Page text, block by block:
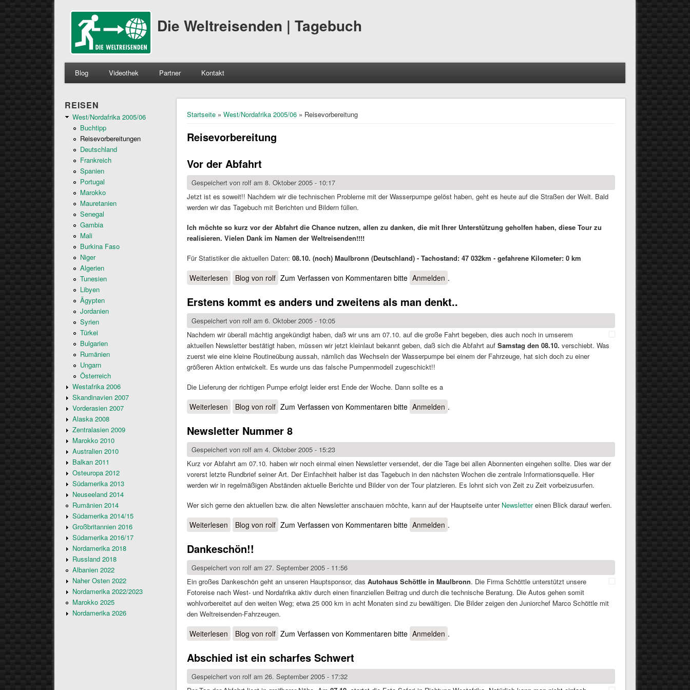
Die Weltreisenden | Tagebuch
Blog Videothek Partner Kontakt
Sie sind hier
Startseite »West/Nordafrika 2005/06 » Reisevorbereitung
Reisevorbereitung
Vor der Abfahrt
Gespeichert von rolf am 8. Oktober 2005 - 10:17
Jetzt ist es soweit!! Nachdem wir die technischen Probleme mit der Wasserpumpe gelöst haben, geht es heute auf die Straßen der Welt. Bald
werden wir das Tagebuch mit Berichten und Bildern füllen.
Ich möchte so kurz vor der Abfahrt die Chance nutzen, allen zu danken, die mit Ihrer Unterstützung geholfen haben, diese Tour zu
realisieren. Vielen Dank im Namen der Weltreisenden!!!!
Für Statistiker die aktuellen Daten:08.10. (noch) Maulbronn (Deutschland) - Tachostand: 47 032km - gefahrene Kilometer: 0 km
Weiterlesen über Vor der Abfahrt
Blog von rolf Zum Verfassen von Kommentaren bitte Anmelden .
Erstens kommt es anders und zweitens als man denkt..
Gespeichert von rolf am 6. Oktober 2005 - 10:05
Nachdem wir überall mächtig angekündigt haben, daß wir uns am 07.10. auf die große Fahrt begeben, dies auch noch in umserem
aktuellen Newsletter bestätigt haben, müssen wir jetzt kleinlaut bekannt geben, daß sich die Abfahrt aufSamstag den 08.10. verschiebt. Was
zuerst wie eine kleine Routineübung aussah, nämlich das Wechseln der Wasserpumpe bei einem der Fahrzeuge, hat sich doch zu einer
größeren Aktion entwickelt. Es wurde uns das falsche Pumpenmodell zugeschickt!!
Die Lieferung der richtigen Pumpe erfolgt leider erst Ende der Woche. Dann sollte es a
Weiterlesen über Erstens kommt es anders und zweitens als man denkt..
Blog von rolf Zum Verfassen von Kommentaren bitte Anmelden .
Newsletter Nummer 8
Gespeichert von rolf am 4. Oktober 2005 - 15:23
Kurz vor Abfahrt am 07.10. haben wir noch einmal einen Newsletter versendet, der die Tage bei allen Abonnenten eingehen sollte. Dies war der
vorerst letzte Rundbrief seiner Art. Der Einfachheit halber ist das Tagebuch in den nächsten Wochen die zentrale Informationsquelle. Hier
werden wir in regelmäßigen Abständen aktuelle Berichte und Bilder von der Tour platzieren. Es lohnt sich von Zeit zu Zeit vorbeizusurfen.
Wer sich gerne den aktuellen bzw. die alten Newsletter anschauen möchte, kann auf der Hauptseite unter Newslettereinen Blick darauf werfen.
Weiterlesen über Newsletter Nummer 8
Blog von rolf Zum Verfassen von Kommentaren bitte Anmelden .
Dankeschön!!
Gespeichert von rolf am 27. September 2005 - 11:56
Ein großes Dankeschön geht an unseren Hauptsponsor, dasAutohaus Schöttle in Maulbronn. Die Firma Schöttle unterstützt unsere
Fotoreise nach West- und Nordafrika aktiv durch einen finanziellen Beitrag und durch die technische Beratung. Die Autos gehen somit
wohlvorbereitet auf den weiten Weg; etwa 25 000 km in acht Monaten sind zu bewältigen. Die Bilder zeigen den Juniorchef Marco Schöttle mit
den Weltreisenden-Fahrzeugen.
Weiterlesen über Dankeschön!!
Blog von rolf Zum Verfassen von Kommentaren bitte Anmelden .
Abschied ist ein scharfes Schwert
Gespeichert von rolf am 26. September 2005 - 17:32
REISEN
West/Nordafrika 2005/06
Buchtipp
Reisevorbereitungen
Deutschland
Frankreich
Spanien
Portugal
Marokko
Mauretanien
Senegal
Gambia
Mali
Burkina Faso
Niger
Algerien
Tunesien
Libyen
Ägypten
Jordanien
Syrien
Türkei
Bulgarien
Rumänien
Ungarn
Österreich
Westafrika 2006
Skandinavien 2007
Vorderasien 2007
Alaska 2008
Zentralasien 2009
Marokko 2010
Australien 2010
Balkan 2011
Osteuropa 2012
Südamerika 2013
Neuseeland 2014
Rumänien 2014
Südamerika 2014/15
Großbritannien 2016
Südamerika 2016/17
Nordamerika 2018
Russland 2018
Albanien 2022
Naher Osten 2022
Nordamerika 2022/2023
Marokko 2025
Nordamerika 2026